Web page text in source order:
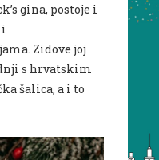
gina, postoje i
i
Zidove joj
s hrvatskim
šalica, a i to